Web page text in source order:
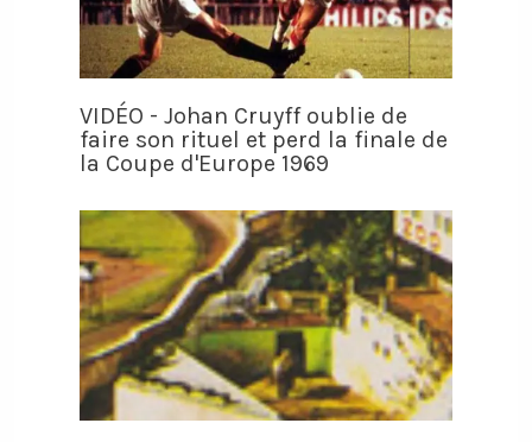
VIDÉO - Johan Cruyff oublie de
faire son rituel et perd la finale de
la Coupe d'Europe 1969